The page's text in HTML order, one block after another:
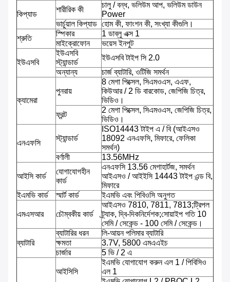
কিপ্যাড
শারীরিক কী
চালু / বন্ধ, ভলিউম আপ, ভলিউম ডাউন
Power
ভার্চুয়াল কিপ্যাড হোম কী, ফাংশন কী, সংখ্যা কীগুলি।
শ্রুতি
স্পিকার
1 ডাব্লু এক্স 1
মাইক্রোফোন
ভয়েস ইনপুট
ইউএসবি
ইউএসবি
স্ট্যান্ডার্ড
ইউএসবি টাইপ সি 2.0
অন্যান্য
চার্জ ব্যাটারি, ওটিজি সমর্থন
ক্যামেরা
পুনরায়
8 মেগা পিক্সেল, সিএমওএস, এএফ,
কিউআর / 2 ডি বারকোড, জেপিজি চিত্র,
ভিডিও।
ফ্রন্ট
2 মেগা পিক্সেল, সিএমওএস, জেপিজি চিত্র,
ভিডিও।
এনএফসি
স্ট্যান্ডার্ড
ISO14443 টাইপ এ / বি (আইএসও
18092 এনএফসি, মিফারে, ফেলিকা
সমর্থন)
বর্ণালী
13.56MHz
আইসি কার্ড
যোগাযোগহীন
কার্ড
এনএফসি 13.56 মেগাহার্টজ, সমর্থন
আইএসও / আইইসি 14443 টাইপ এন্ড বি,
মিফারে
ইএমভি কার্ড
স্মার্ট কার্ড ইএমভি এবং পিবিওসি অনুগত
এমএসআর চৌম্বকীয় কার্ড
আইএসও 7810, 7811, 7813;ট্রিপল
ট্র্যাক, দ্বি-দিকনির্দেশক;সোয়াইপ গতি 10
সেমি / সেকেন্ড - 100 সেমি / সেকেন্ড।
ব্যাটারি
ব্যাটারির ধরন
লি-আয়ন পলিমার ব্যাটারি
ক্ষমতা
3.7V, 5800 এমএএইচ
চার্জার
5 ভি / 2 এ
আইসিসি
ইএমভি যোগাযোগ করুন এল 1 / পিবিসিও
এল 1